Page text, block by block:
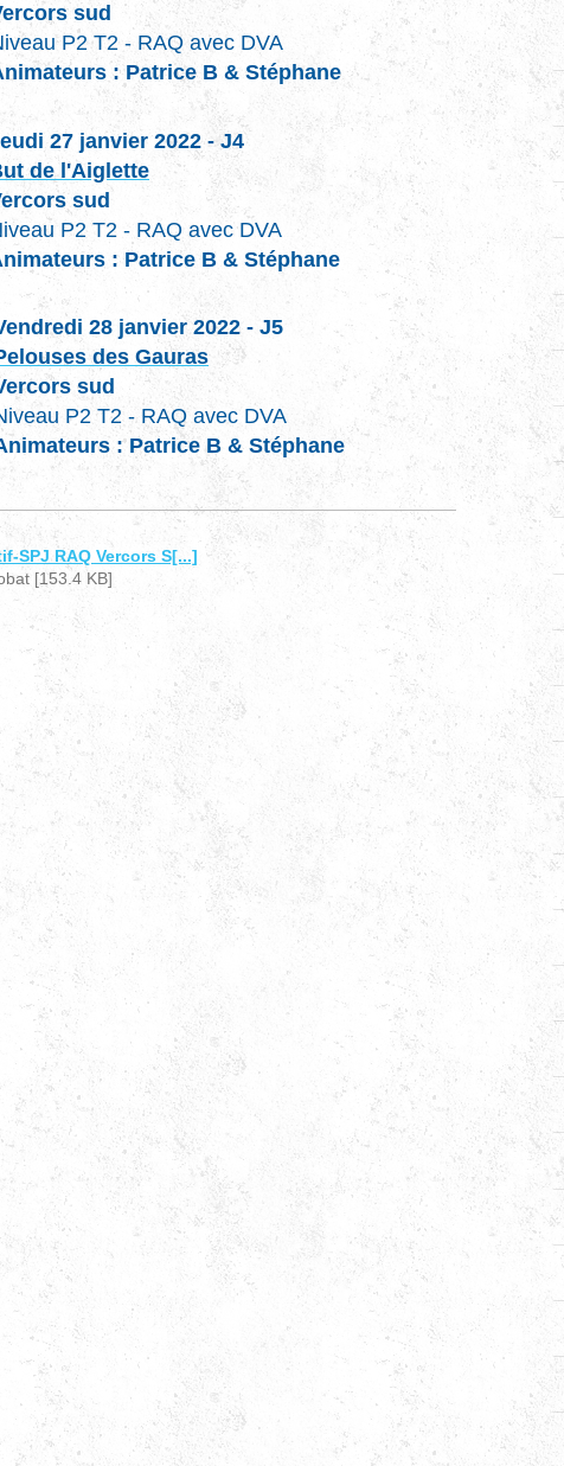
sud
P2 T2 - RAQ avec DVA
: Patrice B & Stéphane
27 janvier 2022 - J4
de l'Aiglette
sud
P2 T2 - RAQ avec DVA
: Patrice B & Stéphane
28 janvier 2022 - J5
des Gauras
sud
P2 T2 - RAQ avec DVA
: Patrice B & Stéphane
SPJ RAQ Vercors S[...]
[153.4 KB]